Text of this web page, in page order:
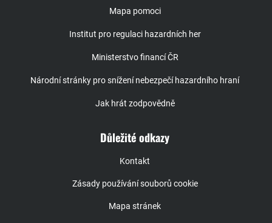
Mapa pomoci
Institut pro regulaci hazardních her
Ministerstvo financí ČR
Národní stránky pro snížení nebezpečí hazardního hraní
Jak hrát zodpovědně
Důležité odkazy
Kontakt
Zásady používání souborů cookie
Mapa stránek